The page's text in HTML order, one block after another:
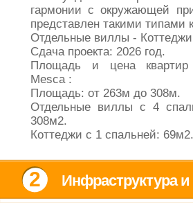
Отдельные виллы -
Сдача проекта: 2026 год.
Площадь и цена квартир
Mesca :
Площадь: от 263м до 308м.
Отдельные виллы с 4
308м2.
Коттеджи с 1 спальней: 69м2.
3 Местонахождение